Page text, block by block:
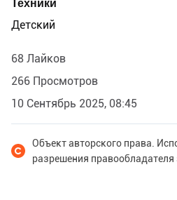
Техники
Детский
68 Лайков
266 Просмотров
10 Сентябрь 2025, 08:45
Объект авторского права.
разрешения правообладателя